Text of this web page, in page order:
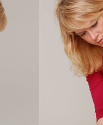
Mit und ohne
Sanitätsdienst
Rettungsdienst
Bevölkerungsschutz
Fuhrpark
Presse & Service
Meldungen
Rettung
Bereitschaften
Sanitätsdienst
Rettungsdienst
Betreuungsdienst